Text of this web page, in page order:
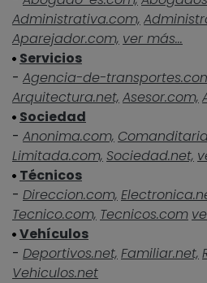
Administrativa.com,
Aparejador.com, ver más...
Servicios
- Agencia-de-
Arquitectura.net, Asesor.com,
Sociedad
- Anonima.com,
Limitada.com, Sociedad.net,
Técnicos
- Direccion.com,
Tecnico.com, Tecnicos.com
Vehículos
- Deportivos.net, Familiar.net,
Vehiculos.net